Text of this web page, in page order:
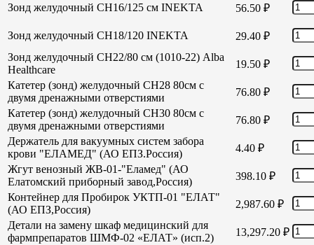
Зонд желудочный СН16/125 см INEKTA 56.50 ₽
Зонд желудочный СН18/120 INEKTA 29.40 ₽
Зонд желудочный СН22/80 см (1010-22) Alba
Healthcare
19.50 ₽
Катетер (зонд) желудочный СН28 80см с
двумя дренажными отверстиями
76.80 ₽
Катетер (зонд) желудочный СН30 80см с
двумя дренажными отверстиями
76.80 ₽
Держатель для вакуумных систем забора
крови "ЕЛАМЕД" (АО ЕПЗ.Россия)
4.40 ₽
Жгут венозный ЖВ-01-"Еламед" (АО
Елатомский приборный завод,Россия)
398.10 ₽
Контейнер для Пробирок УКТП-01 "ЕЛАТ"
(АО ЕПЗ,Россия)
2,987.60 ₽
Детали на замену шкаф медицинский для
фармпрепаратов ШМФ-02 «ЕЛАТ» (исп.2)
13,297.20 ₽